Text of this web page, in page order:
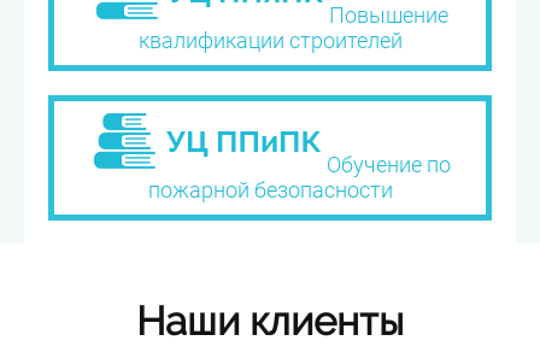
Повышение
квалификации строителей
Обучение по
пожарной безопасности
Наши клиенты